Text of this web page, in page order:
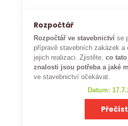
Rozpočtář
Rozpočtář ve stavebnictví se
přípravě stavebních zakázek a
jejich realizaci. Zjistěte,co
znalosti jsou potřeba a jaké
ve stavebnictví očekávat.
Datum:
Přečíst